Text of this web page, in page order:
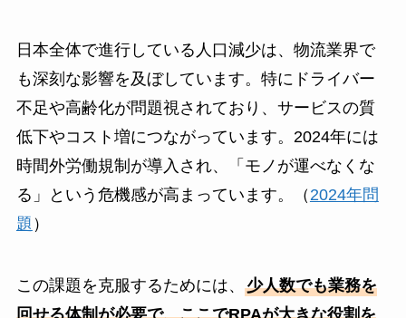
日本全体で進行している人口減少は、物流業界で
も深刻な影響を及ぼしています。特にドライバー
不足や高齢化が問題視されており、サービスの質
低下やコスト増につながっています。2024年には
時間外労働規制が導入され、「モノが運べなくな
る」という危機感が高まっています。（ 2024年問
題 ）
この課題を克服するためには、 少人数でも業務を